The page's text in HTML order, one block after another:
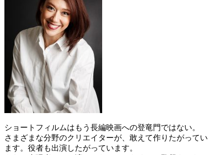
ショートフィルムはもう長編映画への登竜門ではない。
さまざまな分野のクリエイターが、敢えて作りたがってい
ます。役者も出演したがっています。